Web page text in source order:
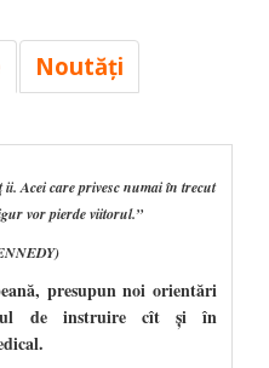
Noutăţi
ţii.Acei care privesc numai în trecut
vor pierde viitorul.”
presupun noi orientări
de instruire cît şi în